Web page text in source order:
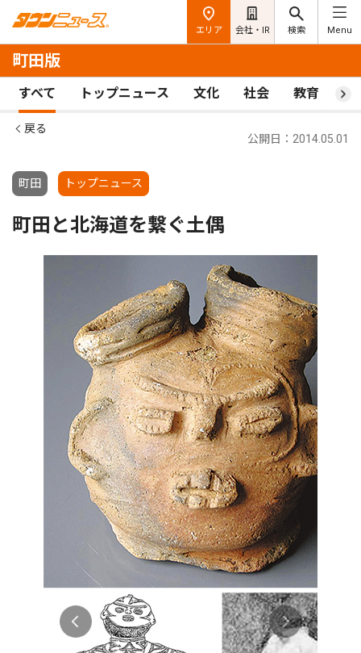
エリア 会社・IR 検索 Menu
町田版
すべて トップニュース 文化 社会 教育 ス
戻る
町田 トップニュース
公開日：2014.05.01
町田と北海道を繋ぐ土偶